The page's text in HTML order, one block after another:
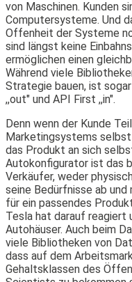
von Maschinen. Kunden
Computersysteme. Und
Offenheit der Systeme
sind längst keine
ermöglichen einen
Während viele
Strategie bauen, ist
,,out" und API First ,,in".
Denn wenn der Kunde
Marketingsystems
das Produkt an sich
Autokonfigurator ist das
Verkäufer, weder
seine Bedürfnisse ab
für ein passendes
Tesla hat darauf reagiert
Autohäuser. Auch beim
viele Bibliotheken von
dass auf dem
Gehaltsklassen des